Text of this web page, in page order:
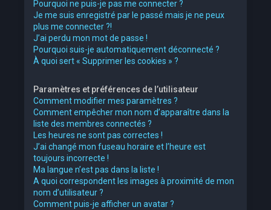
Pourquoi ne puis-je pas me connecter ?
Je me suis enregistré par le passé mais je ne peux
plus me connecter ?!
J’ai perdu mon mot de passe !
Pourquoi suis-je automatiquement déconnecté ?
À quoi sert « Supprimer les cookies » ?
Paramètres et préférences de l’utilisateur
Comment modifier mes paramètres ?
Comment empêcher mon nom d’apparaître dans la
liste des membres connectés ?
Les heures ne sont pas correctes !
J’ai changé mon fuseau horaire et l’heure est
toujours incorrecte !
Ma langue n’est pas dans la liste !
A quoi correspondent les images à proximité de mon
nom d’utilisateur ?
Comment puis-je afficher un avatar ?